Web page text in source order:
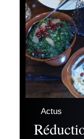
Actus